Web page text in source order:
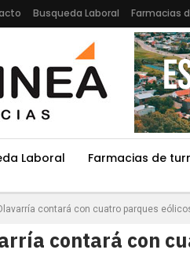
Busqueda Laboral Farmacias
Laboral Farmacias de
contará con cuatro parques
contará con